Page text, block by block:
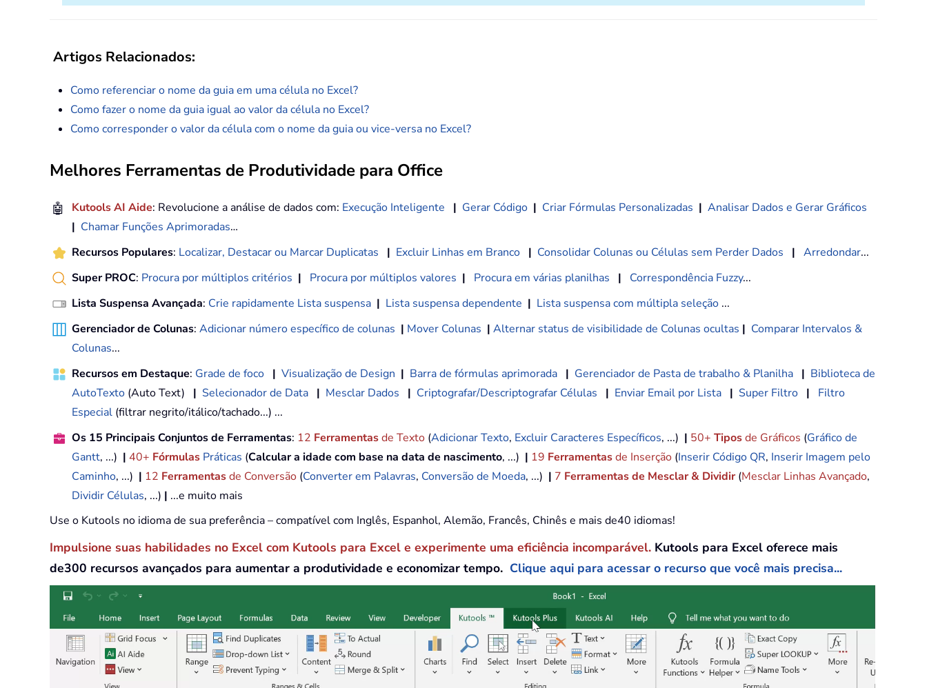
Artigos Relacionados:
Como referenciar o nome da guia em uma célula no Excel?
Como fazer o nome da guia igual ao valor da célula no Excel?
Como corresponder o valor da célula com o nome da guia ou vice-versa no Excel?
Melhores Ferramentas de Produtividade para Office
🤖 Kutools AI Aide: Revolucione a análise de dados com: Execução Inteligente | Gerar Código | Criar Fórmulas Personalizadas | Analisar Dados e Gerar Gráficos
| Chamar Funções Aprimoradas…
Recursos Populares: Localizar, Destacar ou Marcar Duplicatas | Excluir Linhas em Branco | Consolidar Colunas ou Células sem Perder Dados | Arredondar...
Super PROC: Procura por múltiplos critérios | Procura por múltiplos valores | Procura em várias planilhas | Correspondência Fuzzy...
Lista Suspensa Avançada: Crie rapidamente Lista suspensa | Lista suspensa dependente | Lista suspensa com múltipla seleção ...
Gerenciador de Colunas: Adicionar número específico de colunas | Mover Colunas | Alternar status de visibilidade de Colunas ocultas | Comparar Intervalos &
Colunas...
Recursos em Destaque: Grade de foco | Visualização de Design | Barra de fórmulas aprimorada | Gerenciador de Pasta de trabalho & Planilha | Biblioteca de
AutoTexto (Auto Text) | Selecionador de Data | Mesclar Dados | Criptografar/Descriptografar Células | Enviar Email por Lista | Super Filtro |
Filtro
Especial (filtrar negrito/itálico/tachado...) ...
Os 15 Principais Conjuntos de Ferramentas: 12 Ferramentasde Texto (Adicionar Texto, Excluir Caracteres Específicos, ...) | 50+ Tiposde Gráficos (Gráfico de
Gantt, ...) | 40+ Fórmulas Práticas (Calcular a idade com base na data de nascimento, ...) | 19 Ferramentasde Inserção (Inserir Código QR, Inserir Imagem pelo
Caminho, ...) | 12 Ferramentasde Conversão (Converter em Palavras, Conversão de Moeda, ...) | 7 Ferramentas de Mesclar & Dividir (Mesclar Linhas Avançado,
Dividir Células, ...) | ...e muito mais
Use o Kutools no idioma de sua preferência – compatível com Inglês, Espanhol, Alemão, Francês, Chinês e mais de40 idiomas!
Impulsione suas habilidades no Excel com Kutools para Excel e experimente uma eficiência incomparável. Kutools para Excel oferece mais
de300 recursos avançados para aumentar a produtividade e economizar tempo. Clique aqui para acessar o recurso que você mais precisa...